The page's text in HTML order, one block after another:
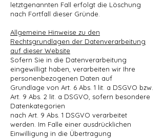
letztgenannten Fall erfolgt die Löschung
nach Fortfall dieser Gründe.
Allgemeine Hinweise zu den
Rechtsgrundlagen der Datenverarbeitung
auf dieser Website
Sofern Sie in die Datenverarbeitung
eingewilligt haben, verarbeiten wir Ihre
personenbezogenen Daten auf
Grundlage von Art. 6 Abs. 1 lit. a DSGVO bzw.
Art. 9 Abs. 2 lit. a DSGVO, sofern besondere
Datenkategorien
nach Art. 9 Abs. 1 DSGVO verarbeitet
werden. Im Falle einer ausdrücklichen
Einwilligung in die Übertragung